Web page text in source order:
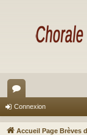
or
u
Connexion
Accueil Page Brèves